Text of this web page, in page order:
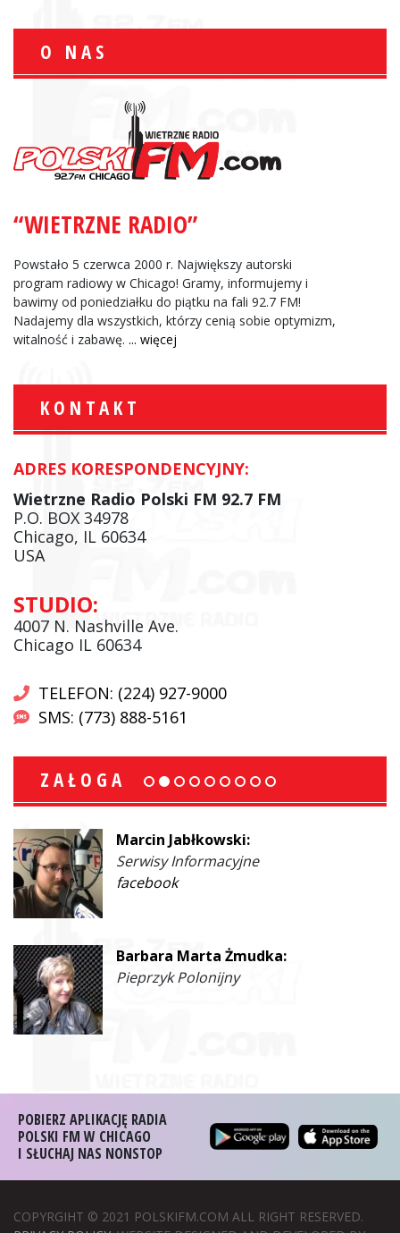
O NAS
“WIETRZNE RADIO”
Powstało 5 czerwca 2000 r. Największy autorski
program radiowy w Chicago! Gramy, informujemy i
bawimy od poniedziałku do piątku na fali 92.7 FM!
Nadajemy dla wszystkich, którzy cenią sobie optymizm,
witalność i zabawę. ... więcej
KONTAKT
ADRES KORESPONDENCYJNY:
Wietrzne Radio Polski FM 92.7 FM
P.O. BOX 34978
Chicago, IL 60634
USA
STUDIO:
4007 N. Nashville Ave.
Chicago IL 60634
TELEFON: (224) 927-9000
SMS: (773) 888-5161
ZAŁOGA
Marcin Jabłkowski:
Serwisy Informacyjne
facebook
Barbara Marta Żmudka:
Pieprzyk Polonijny
POBIERZ APLIKACJĘ RADIA
POLSKI FM W CHICAGO
I SŁUCHAJ NAS NONSTOP
COPYRGIHT © 2021 POLSKIFM.COM ALL RIGHT RESERVED.